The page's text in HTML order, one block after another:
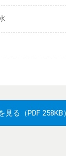
見る （PDF 258KB）